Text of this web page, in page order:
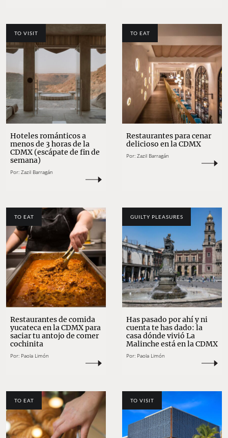
TO VISIT
Hoteles románticos a
menos de 3 horas de la
CDMX (escápate de fin de
semana)
Por: Zazil Barragán
TO EAT
Restaurantes para cenar
delicioso en la CDMX
Por: Zazil Barragán
TO EAT
Restaurantes de comida
yucateca en la CDMX para
saciar tu antojo de comer
cochinita
Por: Paola Limón
GUILTY PLEASURES
Has pasado por ahí y ni
cuenta te has dado: la
casa dónde vivió La
Malinche está en la CDMX
Por: Paola Limón
TO EAT TO VISIT